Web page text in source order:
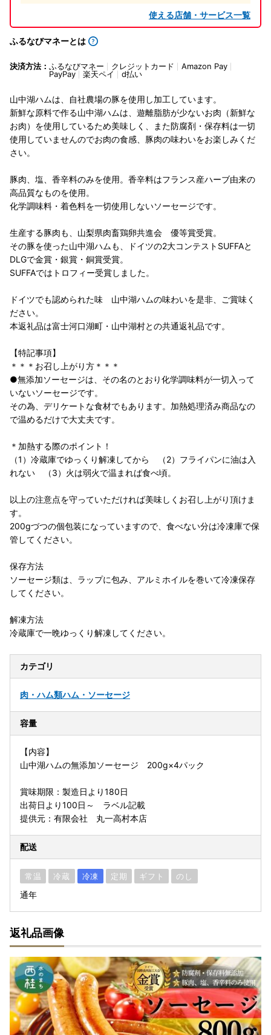
使える店舗・サービス一覧
ふるなびマネーとは
決済方法： ふるなびマネー クレジットカード
Amazon Pay
PayPay
楽天ペイ d払い
山中湖ハムは、自社農場の豚を使用し加工しています。
新鮮な原料で作る山中湖ハムは、遊離脂肪が少ないお肉（新鮮な
お肉）を使用しているため美味しく、また防腐剤・保存料は一切
使用していませんのでお肉の食感、豚肉の味わいをお楽しみくだ
さい。
豚肉、塩、香辛料のみを使用。香辛料はフランス産ハーブ由来の
高品質なものを使用。
化学調味料・着色料を一切使用しないソーセージです。
生産する豚肉も、山梨県肉畜鶏卵共進会 優等賞受賞。
その豚を使った山中湖ハムも、ドイツの2大コンテストSUFFAと
DLGで金賞・銀賞・銅賞受賞。
SUFFAではトロフィー受賞しました。
ドイツでも認められた味 山中湖ハムの味わいを是非、ご賞味く
ださい。
本返礼品は富士河口湖町・山中湖村との共通返礼品です。
【特記事項】
＊＊＊お召し上がり方＊＊＊
●無添加ソーセージは、その名のとおり化学調味料が一切入って
いないソーセージです。
その為、デリケートな食材でもあります。加熱処理済み商品なの
で温めるだけで大丈夫です。
＊加熱する際のポイント！
（1）冷蔵庫でゆっくり解凍してから （2）フライパンに油は入
れない （3）火は弱火で温まれば食べ頃。
以上の注意点を守っていただければ美味しくお召し上がり頂けま
す。
200gづつの個包装になっていますので、食べない分は冷凍庫で保
管してください。
保存方法
ソーセージ類は、ラップに包み、アルミホイルを巻いて冷凍保存
してください。
解凍方法
冷蔵庫で一晩ゆっくり解凍してください。
カテゴリ
肉・ハム類ハム・ソーセージ
容量
【内容】
山中湖ハムの無添加ソーセージ 200g×4パック
賞味期限：製造日より180日
出荷日より100日～ ラベル記載
提供元：有限会社 丸一高村本店
配送
常温 冷蔵 冷凍 定期 ギフト のし
通年
返礼品画像